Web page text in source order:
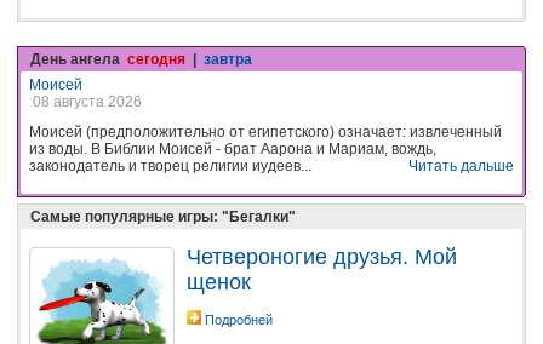
День ангела сегодня | завтра
Моисей
08 августа 2026
Моисей (предположительно от египетского) означает: извлеченный
из воды. В Библии Моисей - брат Аарона и Мариам, вождь,
законодатель и творец религии иудеев...
Читать дальше
Самые популярные игры: "Бегалки"
Четвероногие друзья. Мой
щенок
Подробней